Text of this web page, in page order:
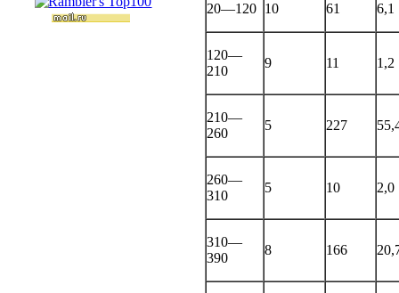
20—120 10 61 6,1
120—
210
9 11 1,2
210—
260
5 227
260—
310
5 10 2,0
310—
390
8 166